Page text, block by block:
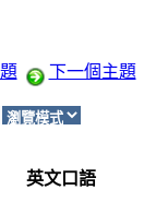
下一個主題
英文口語